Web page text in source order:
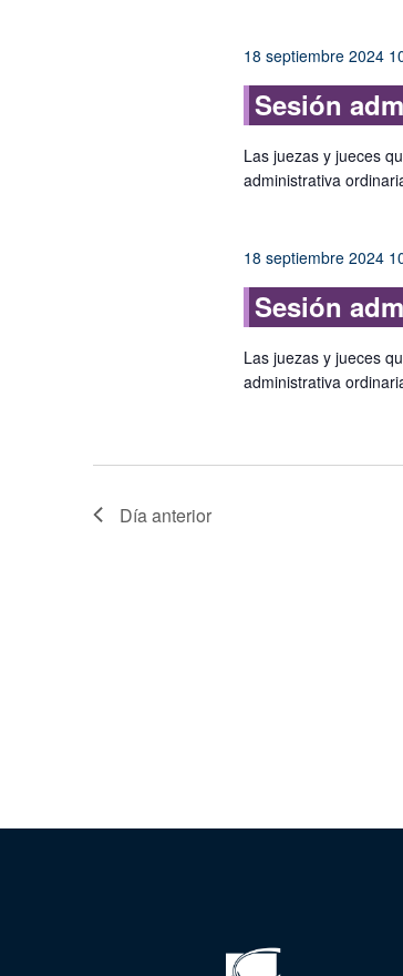
18 septiembre 2024
Sesión
Las juezas y jueces
administrativa
18 septiembre 2024
Sesión
Las juezas y jueces
administrativa
Día anterior